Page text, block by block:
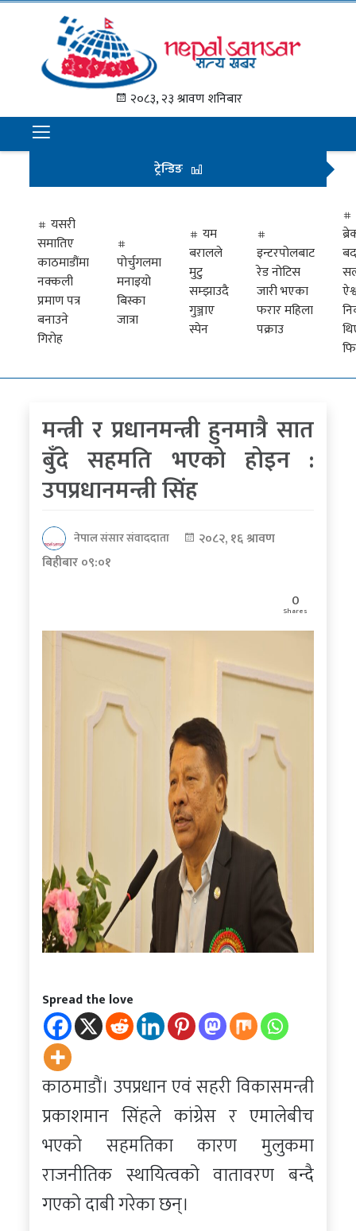
२०८३, २३ श्रावण शनिबार
समाचार
राजनीति
अन्तराष्ट्रिय
अर्थ
मनोरञ्जन
प्रवास
खेलकुद
पत्रपत्रिकाबाट
ट्रेन्डिङ
यसरी
समातिए
काठमाडौंमा
नक्कली
प्रमाण पत्र
बनाउने
गिरोह
पोर्चुगलमा
मनाइयो
बिस्का
जात्रा
यम
बरालले
मुटु
सम्झाउदै
गुञ्जाए
स्पेन
इन्टरपोलबाट
रेड नोटिस
जारी भएका
फरार महिला
पक्राउ
मन्त्री र प्रधानमन्त्री हुनमात्रै सात
बुँदे सहमति भएको होइन :
उपप्रधानमन्त्री सिंह
नेपाल संसार संवाददाता
२०८२, १६ श्रावण
बिहीबार ०९:०१
0
Shares
Spread the love
काठमाडाैं। उपप्रधान एवं सहरी विकासमन्त्री
प्रकाशमान सिंहले कांग्रेस र एमालेबीच
भएको सहमतिका कारण मुलुकमा
राजनीतिक स्थायित्वको वातावरण बन्दै
गएको दाबी गरेका छन्।